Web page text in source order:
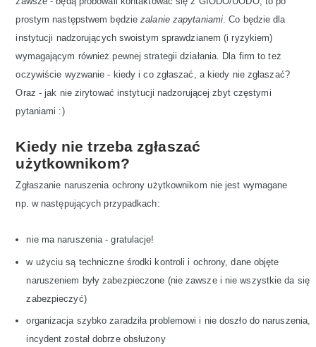
prostym następstwem będziezalanie zapytaniami . Co będzie dla
instytucji nadzorujących swoistym sprawdzianem (i ryzykiem)
wymagającym również pewnej strategii działania. Dla firm to też
oczywiście wyzwanie - kiedy i co zgłaszać, a kiedy nie zgłaszać?
Oraz - jak nie zirytować instytucji nadzorującej zbyt częstymi
pytaniami :)
Kiedy nie trzeba zgłaszać
użytkownikom?
Zgłaszanie naruszenia ochrony użytkownikom nie jest wymagane
np. w następujących przypadkach:
nie ma naruszenia - gratulacje!
w użyciu są techniczne środki kontroli i ochrony, dane objęte
naruszeniem były zabezpieczone (nie zawsze i nie wszystkie da się
zabezpieczyć)
organizacja szybko zaradziła problemowi i nie doszło do naruszenia,
incydent został dobrze obsłużony